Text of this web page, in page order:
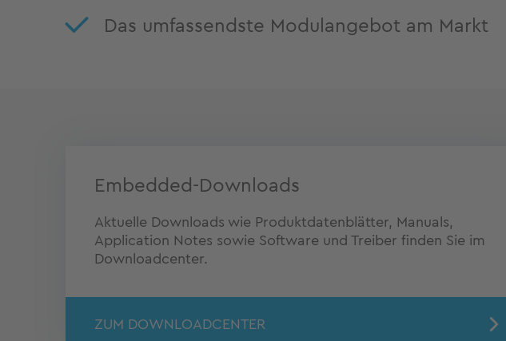
Das umfassendste Modulangebot am Markt
Embedded-Downloads
Aktuelle Downloads wie Produktdatenblätter, Manuals,
Application Notes sowie Software und Treiber finden Sie im
Downloadcenter.
ZUM DOWNLOADCENTER